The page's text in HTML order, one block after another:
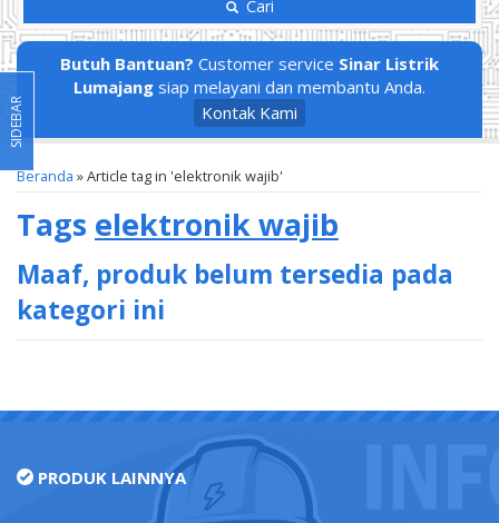
Cari
Butuh Bantuan? Customer service Sinar Listrik
Lumajang siap melayani dan membantu Anda.
Kontak Kami
Beranda »Article tag in 'elektronik wajib'
Tags elektronik wajib
Maaf, produk belum tersedia pada
kategori ini
SIDEBAR
PRODUK LAINNYA